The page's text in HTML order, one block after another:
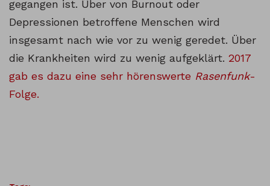
gegangen ist. Über von Burnout oder
Depressionen betroffene Menschen wird
insgesamt nach wie vor zu wenig geredet. Über
die Krankheiten wird zu wenig aufgeklärt. 2017
gab es dazu eine sehr hörenswerte Rasenfunk-
Folge.